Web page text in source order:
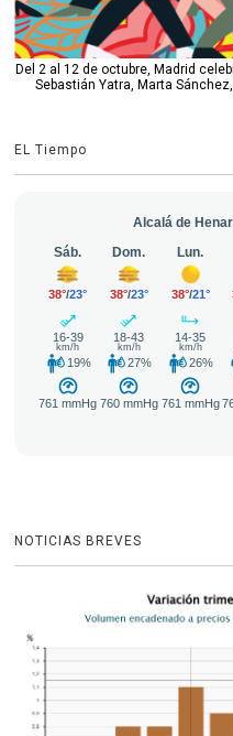
Del 2 al 12 de octubre, Madrid
Sebastián Yatra, Marta
EL Tiempo
NOTICIAS BREVES